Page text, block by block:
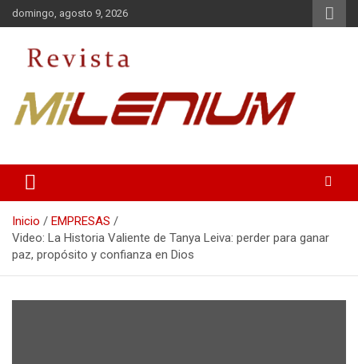
Saltar
al
domingo, agosto 9, 2026
Inicio
EMPRESAS
Video: La Historia Valiente de Tanya Leiva: perder para ganar
paz, propósito y confianza en Dios